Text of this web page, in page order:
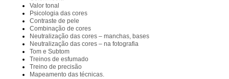
Valor tonal
Psicologia das cores
Contraste de pele
Combinação de cores
Neutralização das cores – manchas, bases
Neutralização das cores – na fotografia
Tom e Subtom
Treinos de esfumado
Treino de precisão
Mapeamento das técnicas.